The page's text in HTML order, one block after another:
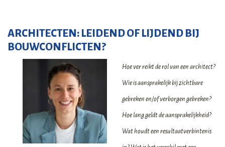
ARCHITECTEN: LEIDEND OF LIJDEND BIJ
BOUWCONFLICTEN?
Hoe ver reikt de rol van een architect?
Wie is aansprakelijk bij zichtbare
gebreken en/of verborgen gebreken?
Hoe lang geldt de aansprakelijkheid?
Wat houdt een resultaatverbintenis